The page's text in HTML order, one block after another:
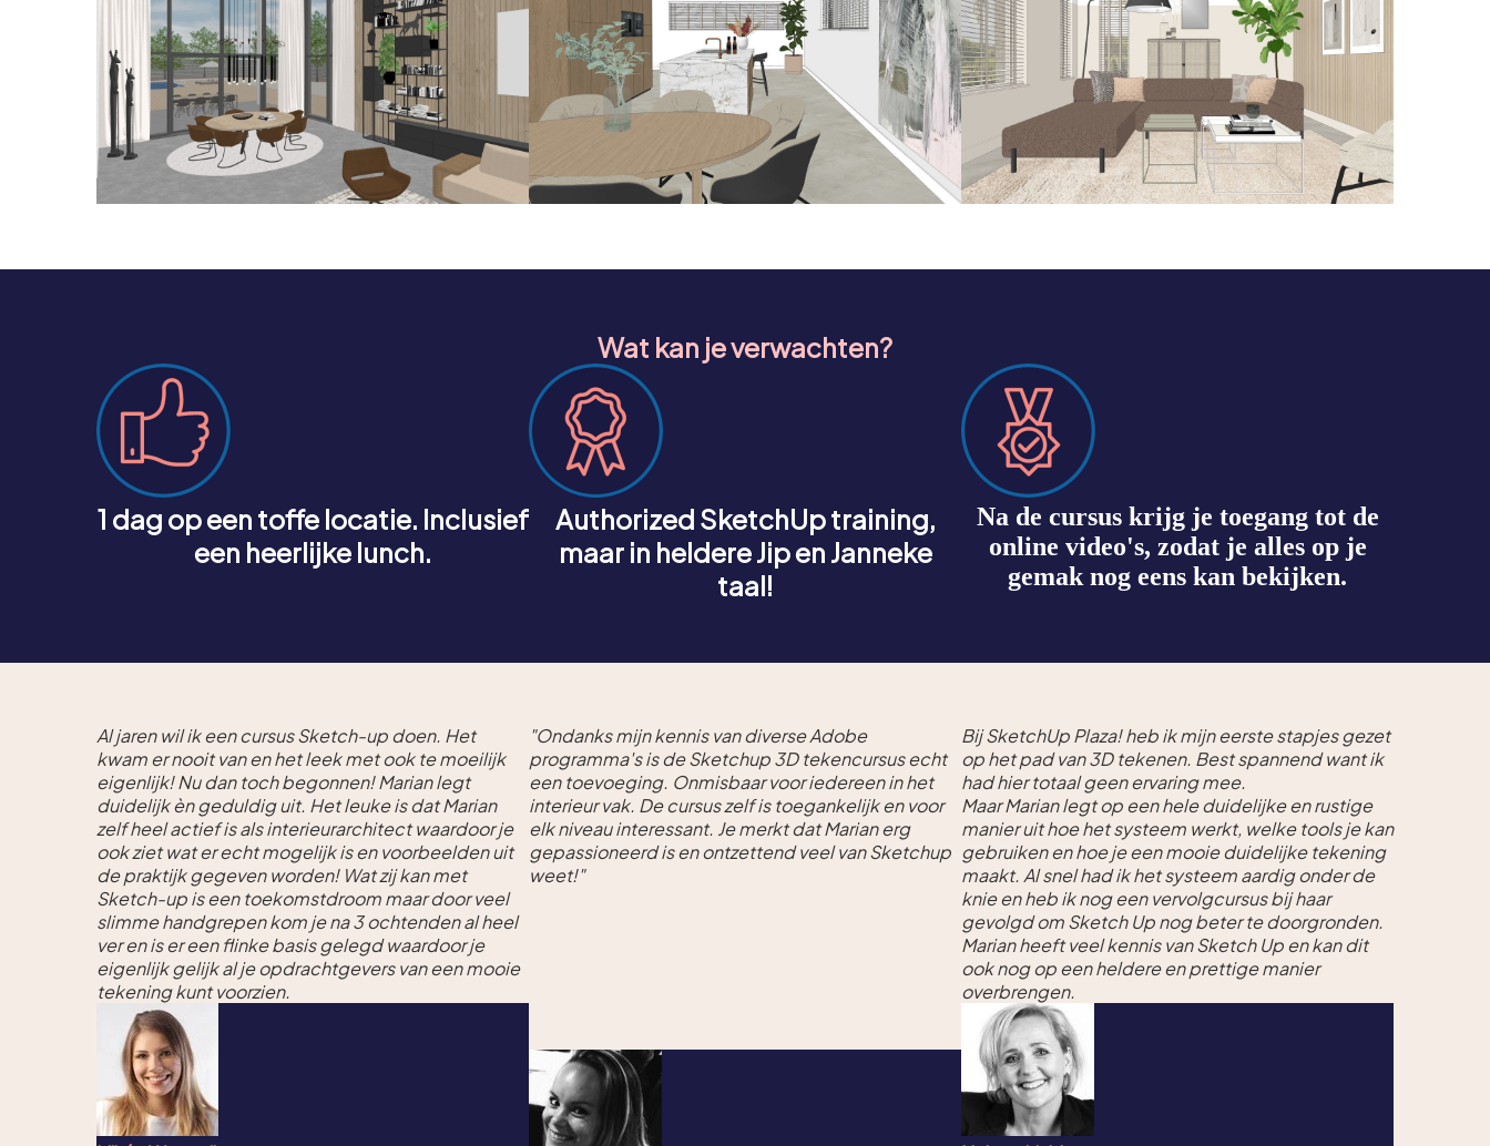
Wat kan je verwachten?
1 dag op een toffe locatie. Inclusief
een heerlijke lunch.
Authorized SketchUp training,
maar in heldere Jip en Janneke
taal!
Na de cursus krijg je toegang tot de
online video's, zodat je alles op je
gemak nog eens kan bekijken.
Al jaren wil ik een cursus Sketch-up doen. Het
kwam er nooit van en het leek met ook te moeilijk
eigenlijk! Nu dan toch begonnen! Marian legt
duidelijk èn geduldig uit. Het leuke is dat Marian
zelf heel actief is als interieurarchitect waardoor je
ook ziet wat er echt mogelijk is en voorbeelden uit
de praktijk gegeven worden! Wat zij kan met
Sketch-up is een toekomstdroom maar door veel
slimme handgrepen kom je na 3 ochtenden al heel
ver en is er een flinke basis gelegd waardoor je
eigenlijk gelijk al je opdrachtgevers van een mooie
tekeningkunt voorzien.
"Ondanks mijn kennis van diverse Adobe
programma's is de Sketchup 3D tekencursus echt
een toevoeging. Onmisbaar voor iedereen in het
interieur vak. De cursus zelf is toegankelijk en voor
elk niveau interessant. Je merkt dat Marian erg
gepassioneerd is en ontzettend veel van Sketchup
weet!"
Bij SketchUp Plaza! heb ik mijn eerste stapjes gezet
op het pad van 3D tekenen. Best spannend want ik
had hier totaal geen ervaring mee.
Maar Marian legt op een hele duidelijke en rustige
manier uit hoe het systeem werkt, welke tools je kan
gebruiken en hoe je een mooie duidelijke tekening
maakt. Al snel had ik het systeem aardig onder de
knie en heb ik nog een vervolgcursus bij haar
gevolgd om Sketch Up nog beter te doorgronden.
Marian heeft veel kennis van Sketch Up en kan dit
ook nog op een heldere en prettige manier
overbrengen.